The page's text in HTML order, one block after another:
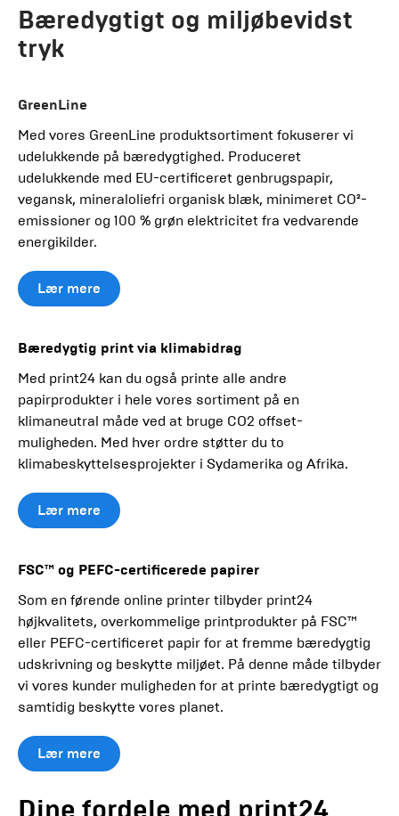
Bæredygtigt og miljøbevidst
tryk
GreenLine
Med vores GreenLine produktsortiment fokuserer vi
udelukkende på bæredygtighed. Produceret
udelukkende med EU-certificeret genbrugspapir,
vegansk, mineraloliefri organisk blæk, minimeret CO²-
emissioner og 100 % grøn elektricitet fra vedvarende
energikilder.
Lær mere
Bæredygtig print via klimabidrag
Med print24 kan du også printe alle andre
papirprodukter i hele vores sortiment på en
klimaneutral måde ved at bruge CO2 offset-
muligheden. Med hver ordre støtter du to
klimabeskyttelsesprojekter i Sydamerika og Afrika.
Lær mere
FSC™ og PEFC-certificerede papirer
Som en førende online printer tilbyder print24
højkvalitets, overkommelige printprodukter på FSC™
eller PEFC-certificeret papir for at fremme bæredygtig
udskrivning og beskytte miljøet. På denne måde tilbyder
vi vores kunder muligheden for at printe bæredygtigt og
samtidig beskytte vores planet.
Lær mere
Dine fordele med print24